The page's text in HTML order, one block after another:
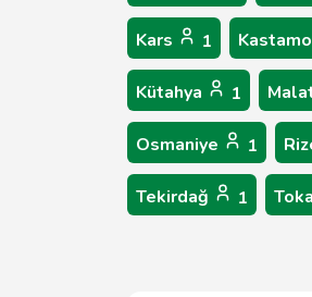
Kars 1
Kütahya 1
Osmaniye 1
Tekirdağ 1